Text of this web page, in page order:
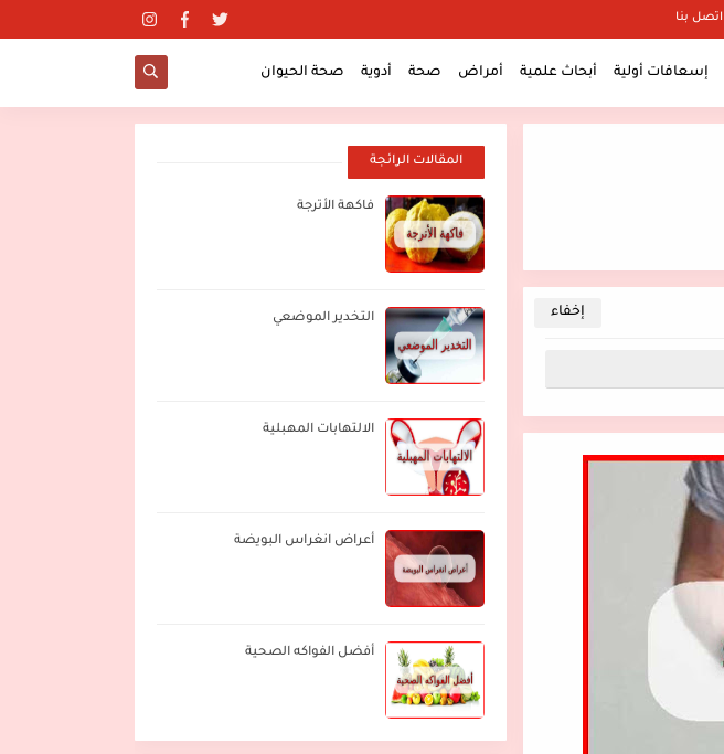
اتصل بنا
إسعافات أولية أبحاث علمية أمراض صحة أدوية صحة الحيوان
المقالات الرائجة
فاكهة الأترجة
التخدير الموضعي
الالتهابات المهبلية
أعراض انغراس البويضة
أفضل الفواكه الصحية